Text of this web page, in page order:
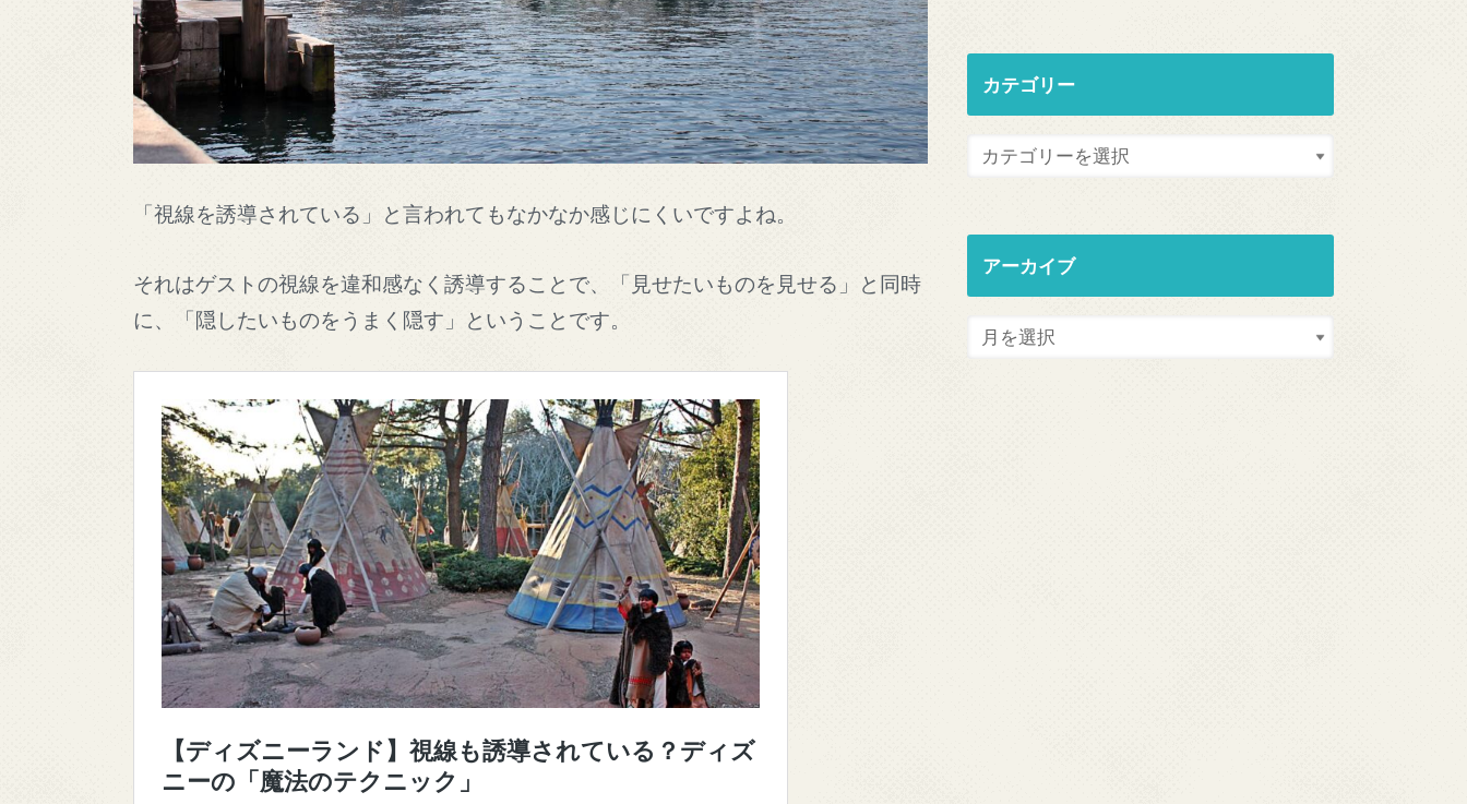
「視線を誘導されている」と言われてもなかなか感じにくいですよね。
それはゲストの視線を違和感なく誘導することで、「見せたいものを見せる」と同時
に、「隠したいものをうまく隠す」ということです。
カテゴリー
アーカイブ